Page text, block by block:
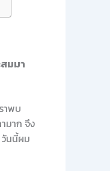
มมา
าพบ
มาก จึง
นนี้ผม